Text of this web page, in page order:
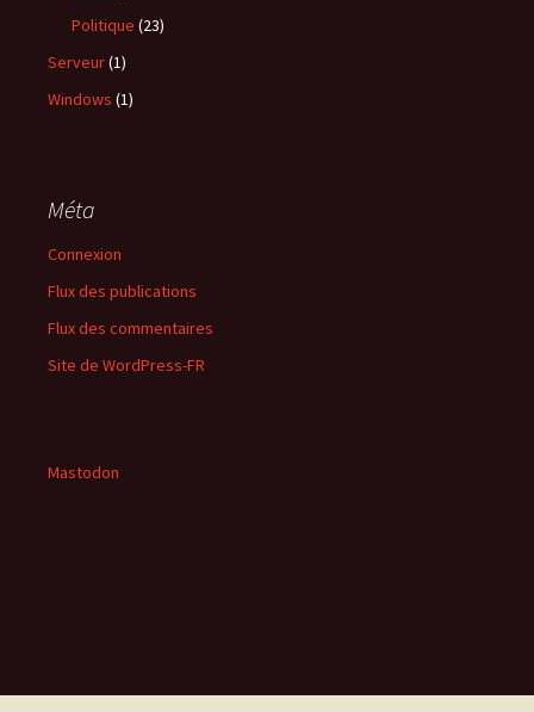
Politique (23)
Serveur(1)
Windows (1)
Méta
Connexion
Flux des publications
Flux des commentaires
Site de WordPress-FR
Mastodon